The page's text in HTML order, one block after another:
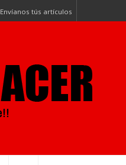
Envíanos tús artículos